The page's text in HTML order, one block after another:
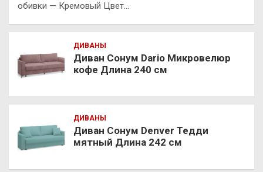
обивки — Кремовый Цвет…
ДИВАНЫ
Диван Сонум Dario Микровелюр
кофе Длина 240 см
ДИВАНЫ
Диван Сонум Denver Тедди
мятный Длина 242 см